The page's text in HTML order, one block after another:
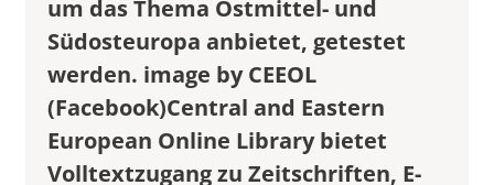
um das Thema Ostmittel- und
Südosteuropa anbietet, getestet
werden. image by CEEOL
(Facebook)Central and Eastern
European Online Library bietet
Volltextzugang zu Zeitschriften, E-